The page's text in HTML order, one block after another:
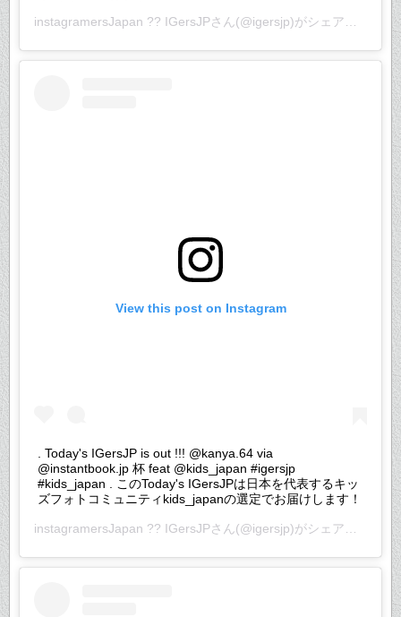
instagramersJapan ?? IGersJPさん(@igersjp)がシェアした投稿 –
View this post on Instagram
. Today's IGersJP is out !!! @kanya.64 via
@instantbook.jp 杯 feat @kids_japan #igersjp
#kids_japan . このToday's IGersJPは日本を代表するキッ
ズフォトコミュニティkids_japanの選定でお届けします！
instagramersJapan ?? IGersJPさん(@igersjp)がシェアした投稿 –